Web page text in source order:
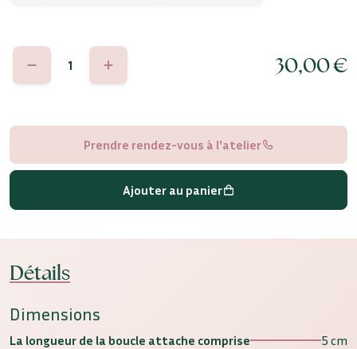
quantité
30,00€
Prendre rendez-vous à l'atelier
Ajouter au panier
Détails
Dimensions
La longueur de la boucle attache comprise 5 cm